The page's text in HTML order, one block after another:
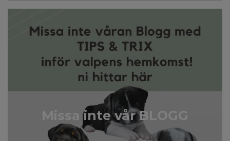
Missa inte vår BLOGG